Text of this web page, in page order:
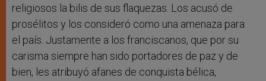
religiosos la bilis de sus flaquezas. Los acusó de
prosélitos y los consideró como una amenaza para
el país. Justamente a los franciscanos, que por su
carisma siempre han sido portadores de paz y de
bien, les atribuyó afanes de conquista bélica,